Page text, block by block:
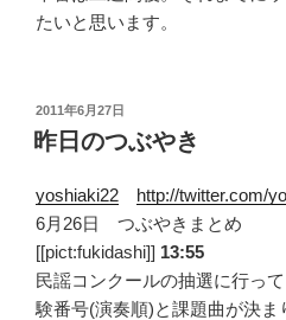
たいと思います。
投
稿
日:
2011年6月27日
昨日のつぶやき
yoshiaki22
http://twitter.com/
6月26日 つぶやきまとめ
[[pict:fukidashi]] 13:55
民謡コンクールの抽選に行っ
験番号(演奏順)と課題曲が決